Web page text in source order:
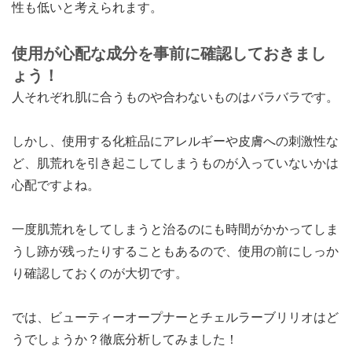
性も低いと考えられます。
使用が心配な成分を事前に確認しておきまし
ょう！
人それぞれ肌に合うものや合わないものはバラバラです。
しかし、使用する化粧品にアレルギーや皮膚への刺激性な
ど、肌荒れを引き起こしてしまうものが入っていないかは
心配ですよね。
一度肌荒れをしてしまうと治るのにも時間がかかってしま
うし跡が残ったりすることもあるので、使用の前にしっか
り確認しておくのが大切です。
では、ビューティーオープナーとチェルラーブリリオはど
うでしょうか？徹底分析してみました！